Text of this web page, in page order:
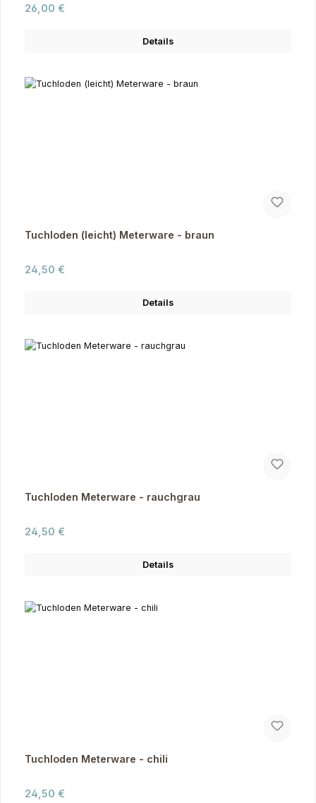
Regulärer Preis:
26,00 €
Details
Tuchloden (leicht) Meterware - braun
Regulärer Preis:
24,50 €
Details
Tuchloden Meterware - rauchgrau
Regulärer Preis:
24,50 €
Details
Tuchloden Meterware - chili
Regulärer Preis:
24,50 €